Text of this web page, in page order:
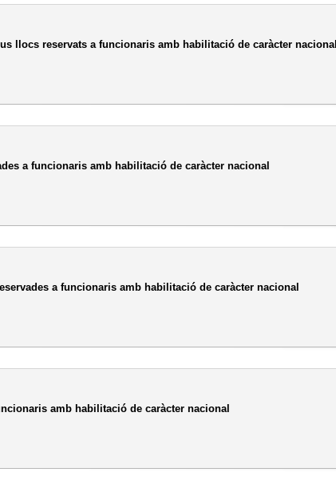
llocs reservats a funcionaris amb habilitació de caràcter nacional
a funcionaris amb habilitació de caràcter nacional
a funcionaris amb habilitació de caràcter nacional
amb habilitació de caràcter nacional